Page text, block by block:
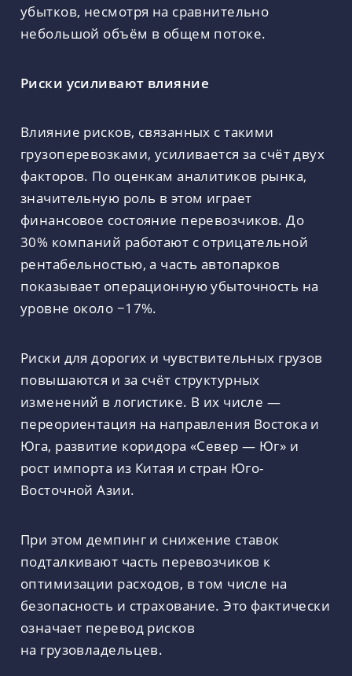
убытков, несмотря на сравнительно
небольшой объём в общем потоке.
Риски усиливают влияние
Влияние рисков, связанных с такими
грузоперевозками, усиливается за счёт двух
факторов. По оценкам аналитиков рынка,
значительную роль в этом играет
финансовое состояние перевозчиков. До
30% компаний работают с отрицательной
рентабельностью, а часть автопарков
показывает операционную убыточность на
уровне около −17%.
Риски для дорогих и чувствительных грузов
повышаются и за счёт структурных
изменений в логистике. В их числе —
переориентация на направления Востока и
Юга, развитие коридора «Север — Юг» и
рост импорта из Китая и стран Юго-
Восточной Азии.
При этом демпинг и снижение ставок
подталкивают часть перевозчиков к
оптимизации расходов, в том числе на
безопасность и страхование. Это фактически
означает перевод рисков
на грузовладельцев.